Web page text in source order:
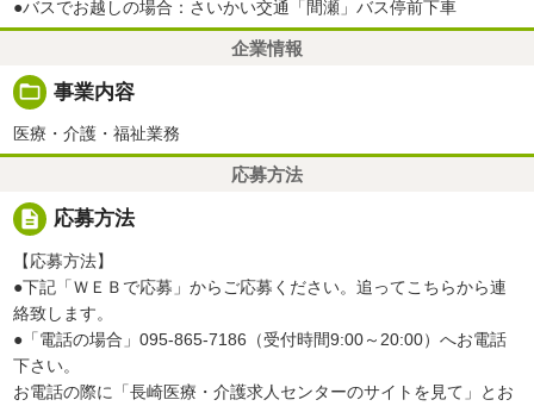
●バスでお越しの場合：さいかい交通「間瀬」バス停前下車
企業情報
folder_open 事業内容
医療・介護・福祉業務
応募方法
description 応募方法
【応募方法】
●下記「ＷＥＢで応募」からご応募ください。追ってこちらから連
絡致します。
●「電話の場合」095-865-7186（受付時間9:00～20:00）へお電話
下さい。
お電話の際に「長崎医療・介護求人センターのサイトを見て」とお